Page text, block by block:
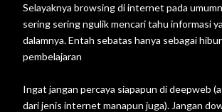
Selayaknya browsing di internet pada
sering sering ngulik mencari tahu informasi
dalamnya. Entah sebatas hanya sebagai
pembelajaran
Ingat jangan percaya siapapun di deepweb
dari jenis internet manapun juga). Jangan